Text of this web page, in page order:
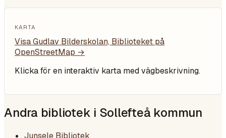
KARTA
VisaGudlav Bilderskolan, Biblioteket på
OpenStreetMap →
Klicka för en interaktiv karta med vägbeskrivning.
Andra bibliotek i Sollefteå kommun
Junsele Bibliotek